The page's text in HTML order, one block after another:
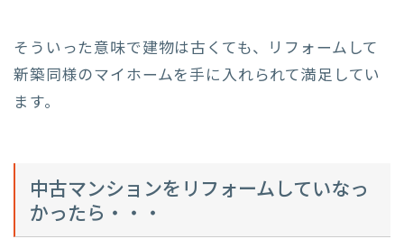
そういった意味で建物は古くても、リフォームして
新築同様のマイホームを手に入れられて満足してい
ます。
中古マンションをリフォームしていなっ
かったら・・・